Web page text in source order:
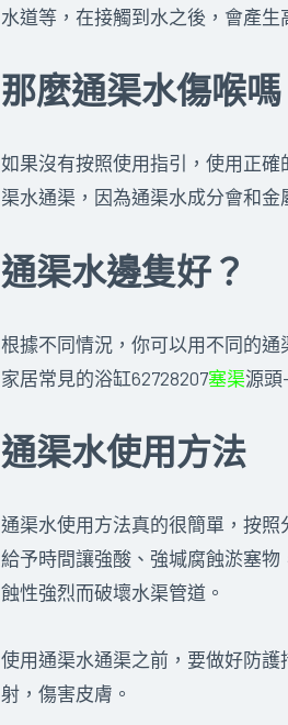
水道等，在接觸到水之後，會產生
那麼通渠水傷喉嗎
如果沒有按照使用指引，使用正
渠水通渠，因為通渠水成分會和金
通渠水邊隻好？
根據不同情況，你可以用不同的
家居常見的浴缸62728207塞渠源
通渠水使用方法
通渠水使用方法真的很簡單，按
給予時間讓強酸、強堿腐蝕淤塞
蝕性強烈而破壞水渠管道。
使用通渠水通渠之前，要做好防
射，傷害皮膚。